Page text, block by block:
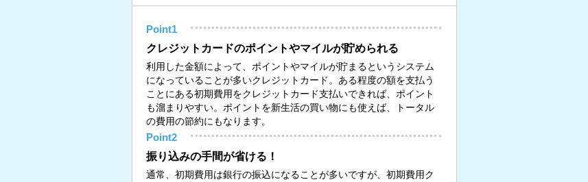
Point1
クレジットカードのポイントやマイルが貯められる
利用した金額によって、ポイントやマイルが貯まるというシステム
になっていることが多いクレジットカード。ある程度の額を支払う
ことにある初期費用をクレジットカード支払いできれば、ポイント
も溜まりやすい。ポイントを新生活の買い物にも使えば、トータル
の費用の節約にもなります。
Point2
振り込みの手間が省ける！
通常、初期費用は銀行の振込になることが多いですが、初期費用ク